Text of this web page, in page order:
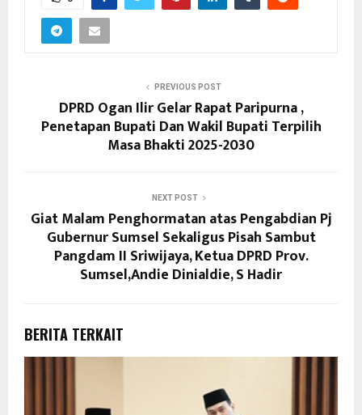
PREVIOUS POST
DPRD Ogan Ilir Gelar Rapat Paripurna ,
Penetapan Bupati Dan Wakil Bupati Terpilih
Masa Bhakti 2025-2030
NEXT POST
Giat Malam Penghormatan atas Pengabdian Pj
Gubernur Sumsel Sekaligus Pisah Sambut
Pangdam II Sriwijaya, Ketua DPRD Prov.
Sumsel,Andie Dinialdie, S Hadir
BERITA TERKAIT